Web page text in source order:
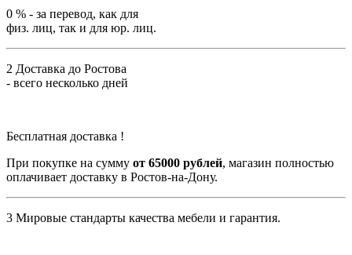
0 % - за перевод, как для
физ. лиц, так и для юр. лиц.
2 Доставка до Ростова
- всего несколько дней
Бесплатная доставка !
При покупке на сумму от 65000 рублей, магазин полностью
оплачивает доставку в Ростов-на-Дону.
3 Мировые стандарты качества мебели и гарантия.